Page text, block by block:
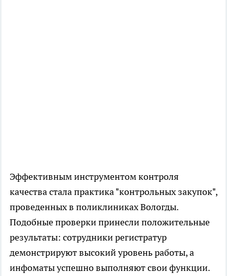
Эффективным инструментом контроля
качества стала практика "контрольных закупок",
проведенных в поликлиниках Вологды.
Подобные проверки принесли положительные
результаты: сотрудники регистратур
демонстрируют высокий уровень работы, а
инфоматы успешно выполняют свои функции.